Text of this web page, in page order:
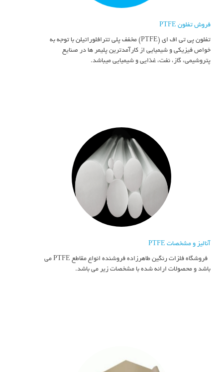
فروش تفلون PTFE
تفلون پی تی اف ای (PTFE) مخفف پلی تترافلوراتیلن با توجه به
خواص فیزیکی و شیمیایی از کارآمدترین پلیمر ها در صنایع
پتروشیمی، گاز، نفت، غذایی و شیمیایی میباشد.
آنالیز و مشخصات PTFE
فروشگاه فلزات رنگین طاهرزاده فروشنده انواع مقاطع PTFE می
باشد و محصولات ارائه شده با مشخصات زیر می باشد.